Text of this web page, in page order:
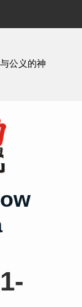
公义的神